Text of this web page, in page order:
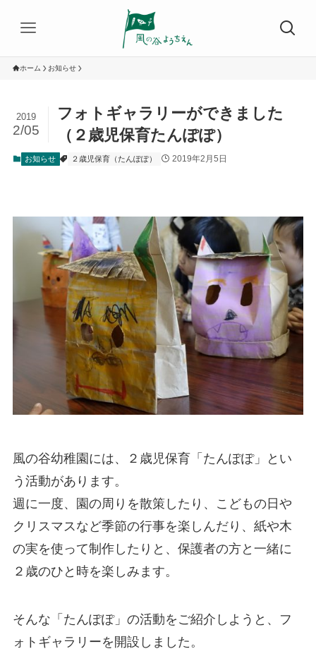
ホーム お知らせ
フォトギャラリーができました
（２歳児保育たんぽぽ）
2019
2/05
お知らせ ２歳児保育（たんぽぽ） 2019年2月5日
風の谷幼稚園には、２歳児保育「たんぽぽ」とい
う活動があります。
週に一度、園の周りを散策したり、こどもの日や
クリスマスなど季節の行事を楽しんだり、紙や木
の実を使って制作したりと、保護者の方と一緒に
２歳のひと時を楽しみます。
そんな「たんぽぽ」の活動をご紹介しようと、フ
ォトギャラリーを開設しました。